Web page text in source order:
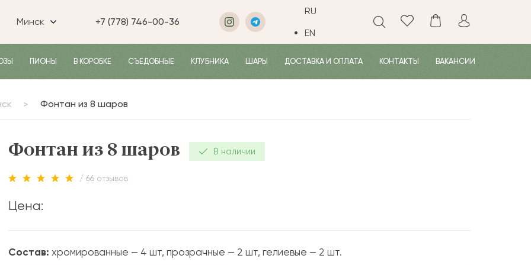
Минск +7 (778) 746-00-36
RU
EN
ПИОНЫ В КОРОБКЕ СЪЕДОБНЫЕ КЛУБНИКА ШАРЫ ДОСТАВКА И ОПЛАТА КОНТАКТЫ ВАКАНСИИ
Фонтан из 8 шаров
Фонтан из 8 шаров В наличии
/ 66 отзывов
Цена:
Состав: хромированные — 4 шт, прозрачные — 2 шт, гелиевые — 2 шт.